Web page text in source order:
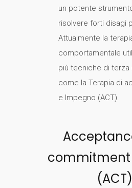
un potente
risolvere forti disagi
Attualmente la
comportamentale
più tecniche di terza
come la Terapia di
e Impegno (ACT).
(ACT)